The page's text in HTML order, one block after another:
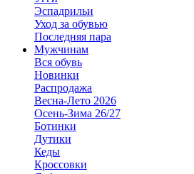
Эспадрильи
Уход за обувью
Последняя пара
Мужчинам
Вся обувь
Новинки
Распродажа
Весна-Лето 2026
Осень-Зима 26/27
Ботинки
Дутики
Кеды
Кроссовки